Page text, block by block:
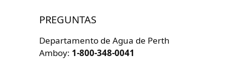
PREGUNTAS
Departamento de Agua de Perth
Amboy: 1-800-348-0041